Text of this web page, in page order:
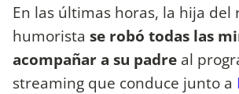
En las últimas horas, la hija del
humorista se robó todas las
acompañar a su padre al
streaming que conduce junto a